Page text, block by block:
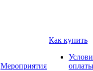
Мероприятия
Как купить
оплаты